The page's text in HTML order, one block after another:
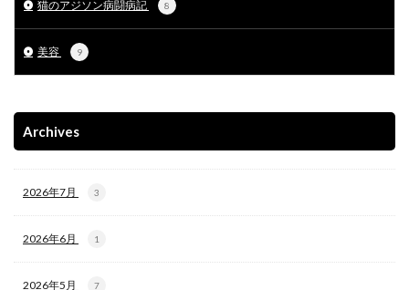
猫のアジソン病闘病記 8
美容 9
Archives
2026年7月 3
2026年6月 1
2026年5月 7